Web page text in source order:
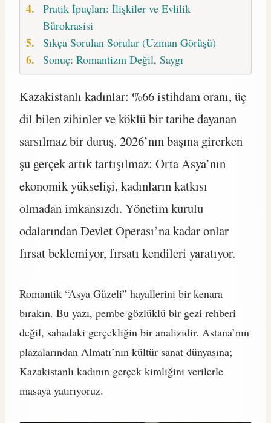
Pratik İpuçları: İlişkiler ve Evlilik
Bürokrasisi
Sıkça Sorulan Sorular (Uzman Görüşü)
Sonuç: Romantizm Değil, Saygı
Kazakistanlı kadınlar: %66 istihdam oranı, üç
dil bilen zihinler ve köklü bir tarihe dayanan
sarsılmaz bir duruş. 2026’nın başına girerken
şu gerçek artık tartışılmaz: Orta Asya’nın
ekonomik yükselişi, kadınların katkısı
olmadan imkansızdı. Yönetim kurulu
odalarından Devlet Operası’na kadar onlar
fırsat beklemiyor, fırsatı kendileri yaratıyor.
Romantik “Asya Güzeli” hayallerini bir kenara
bırakın. Bu yazı, pembe gözlüklü bir gezi rehberi
değil, sahadaki gerçekliğin bir analizidir. Astana’nın
plazalarından Almatı’nın kültür sanat dünyasına;
Kazakistanlı kadının gerçek kimliğini verilerle
masaya yatırıyoruz.